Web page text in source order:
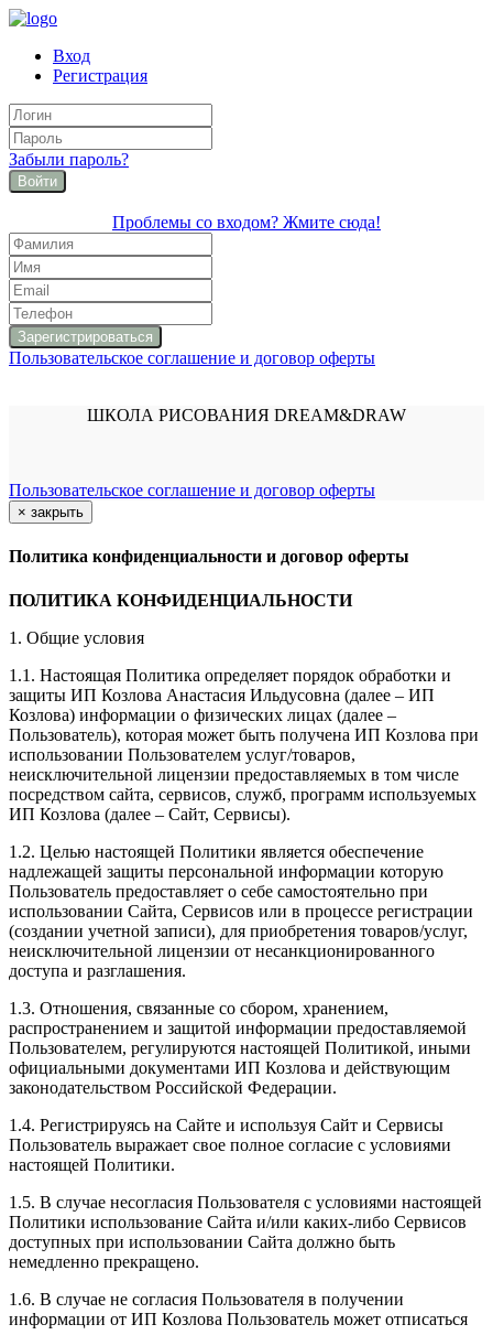
Вход
Регистрация
Забыли пароль?
Войти
Проблемы со входом? Жмите сюда!
Пользовательское соглашение и договор оферты
ШКОЛА РИСОВАНИЯ DREAM&DRAW
Пользовательское соглашение и договор оферты
× закрыть
Политика конфиденциальности и договор оферты
ПОЛИТИКА КОНФИДЕНЦИАЛЬНОСТИ
1. Общие условия
1.1. Настоящая Политика определяет порядок обработки и
защиты ИП Козлова Анастасия Ильдусовна (далее – ИП
Козлова) информации о физических лицах (далее –
Пользователь), которая может быть получена ИП Козлова при
использовании Пользователем услуг/товаров,
неисключительной лицензии предоставляемых в том числе
посредством сайта, сервисов, служб, программ используемых
ИП Козлова (далее – Сайт, Сервисы).
1.2. Целью настоящей Политики является обеспечение
надлежащей защиты персональной информации которую
Пользователь предоставляет о себе самостоятельно при
использовании Сайта, Сервисов или в процессе регистрации
(создании учетной записи), для приобретения товаров/услуг,
неисключительной лицензии от несанкционированного
доступа и разглашения.
1.3. Отношения, связанные со сбором, хранением,
распространением и защитой информации предоставляемой
Пользователем, регулируются настоящей Политикой, иными
официальными документами ИП Козловa и действующим
законодательством Российской Федерации.
1.4. Регистрируясь на Сайте и используя Сайт и Сервисы
Пользователь выражает свое полное согласие с условиями
настоящей Политики.
1.5. В случае несогласия Пользователя с условиями настоящей
Политики использование Сайта и/или каких-либо Сервисов
доступных при использовании Сайта должно быть
немедленно прекращено.
1.6. В случае не согласия Пользователя в получении
информации от ИП Козлова Пользователь может отписаться